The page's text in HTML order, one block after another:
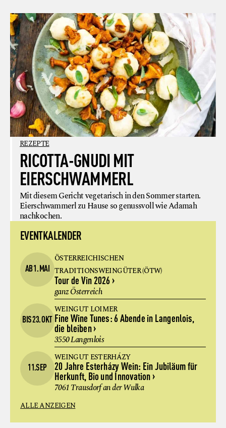
REZEPTE
RICOTTA-GNUDI MIT
EIERSCHWAMMERL
Mit diesem Gericht vegetarisch in den Sommer starten.
Eierschwammerl zu Hause so genussvoll wie Adamah
nachkochen.
EVENTKALENDER
AB 1. MAI
ÖSTERREICHISCHEN
TRADITIONSWEINGÜTER (ÖTW)
Tour de Vin 2026
ganz Österreich
BIS 23. OKT
WEINGUT LOIMER
Fine Wine Tunes: 6 Abende in Langenlois,
die bleiben
3550 Langenlois
11.SEP
WEINGUT ESTERHÁZY
20 Jahre Esterházy Wein: Ein Jubiläum für
Herkunft, Bio und Innovation
7061 Trausdorf an der Wulka
ALLE ANZEIGEN